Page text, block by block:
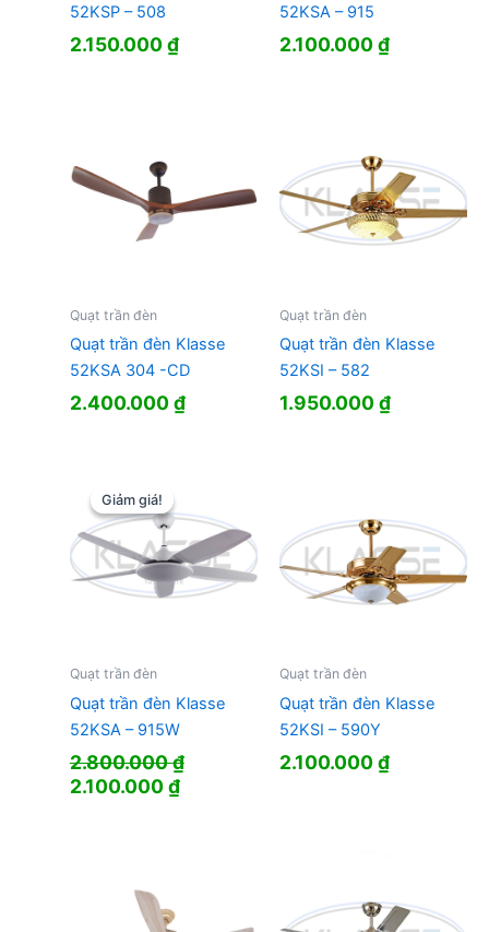
52KSP – 508
2.150.000₫
52KSA – 915
2.100.000₫
Quạt trần đèn
Quạt trần đèn Klasse
52KSA 304 -CD
2.400.000₫
Quạt trần đèn
Quạt trần đèn Klasse
52KSI – 582
1.950.000₫
Giảm giá!
Giảm giá!
Quạt trần đèn
Quạt trần đèn Klasse
52KSA – 915W
2.800.000₫
Giá
2.100.000₫Giá
Quạt trần đèn
Quạt trần đèn Klasse
52KSI – 590Y
2.100.000₫